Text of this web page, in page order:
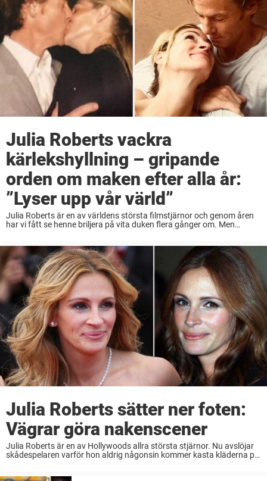
Julia Roberts vackra
kärlekshyllning – gripande
orden om maken efter alla år:
”Lyser upp vår värld”
Julia Roberts är en av världens största filmstjärnor och genom åren
har vi fått se henne briljera på vita duken flera gånger om. Men
Julia Roberts sätter ner foten:
Vägrar göra nakenscener
Julia Roberts är en av Hollywoods allra största stjärnor. Nu avslöjar
skådespelaren varför hon aldrig någonsin kommer kasta kläderna på